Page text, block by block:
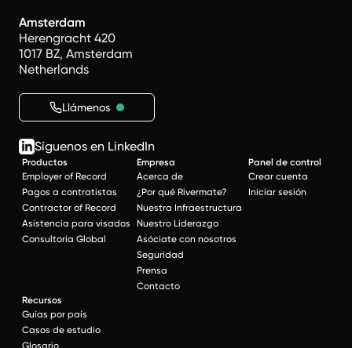
Amsterdam
Herengracht 420
1017 BZ, Amsterdam
Netherlands
Llámenos
Síguenos en LinkedIn
Productos
Employer of Record
Pagos a contratistas
Contractor of Record
Asistencia para visados
Consultoría Global
Empresa
Acerca de
¿Por qué Rivermate?
Nuestra Infraestructura
Nuestro Liderazgo
Asóciate con nosotros
Seguridad
Prensa
Contacto
Panel de control
Crear cuenta
Iniciar sesión
Recursos
Guías por país
Casos de estudio
Glosario